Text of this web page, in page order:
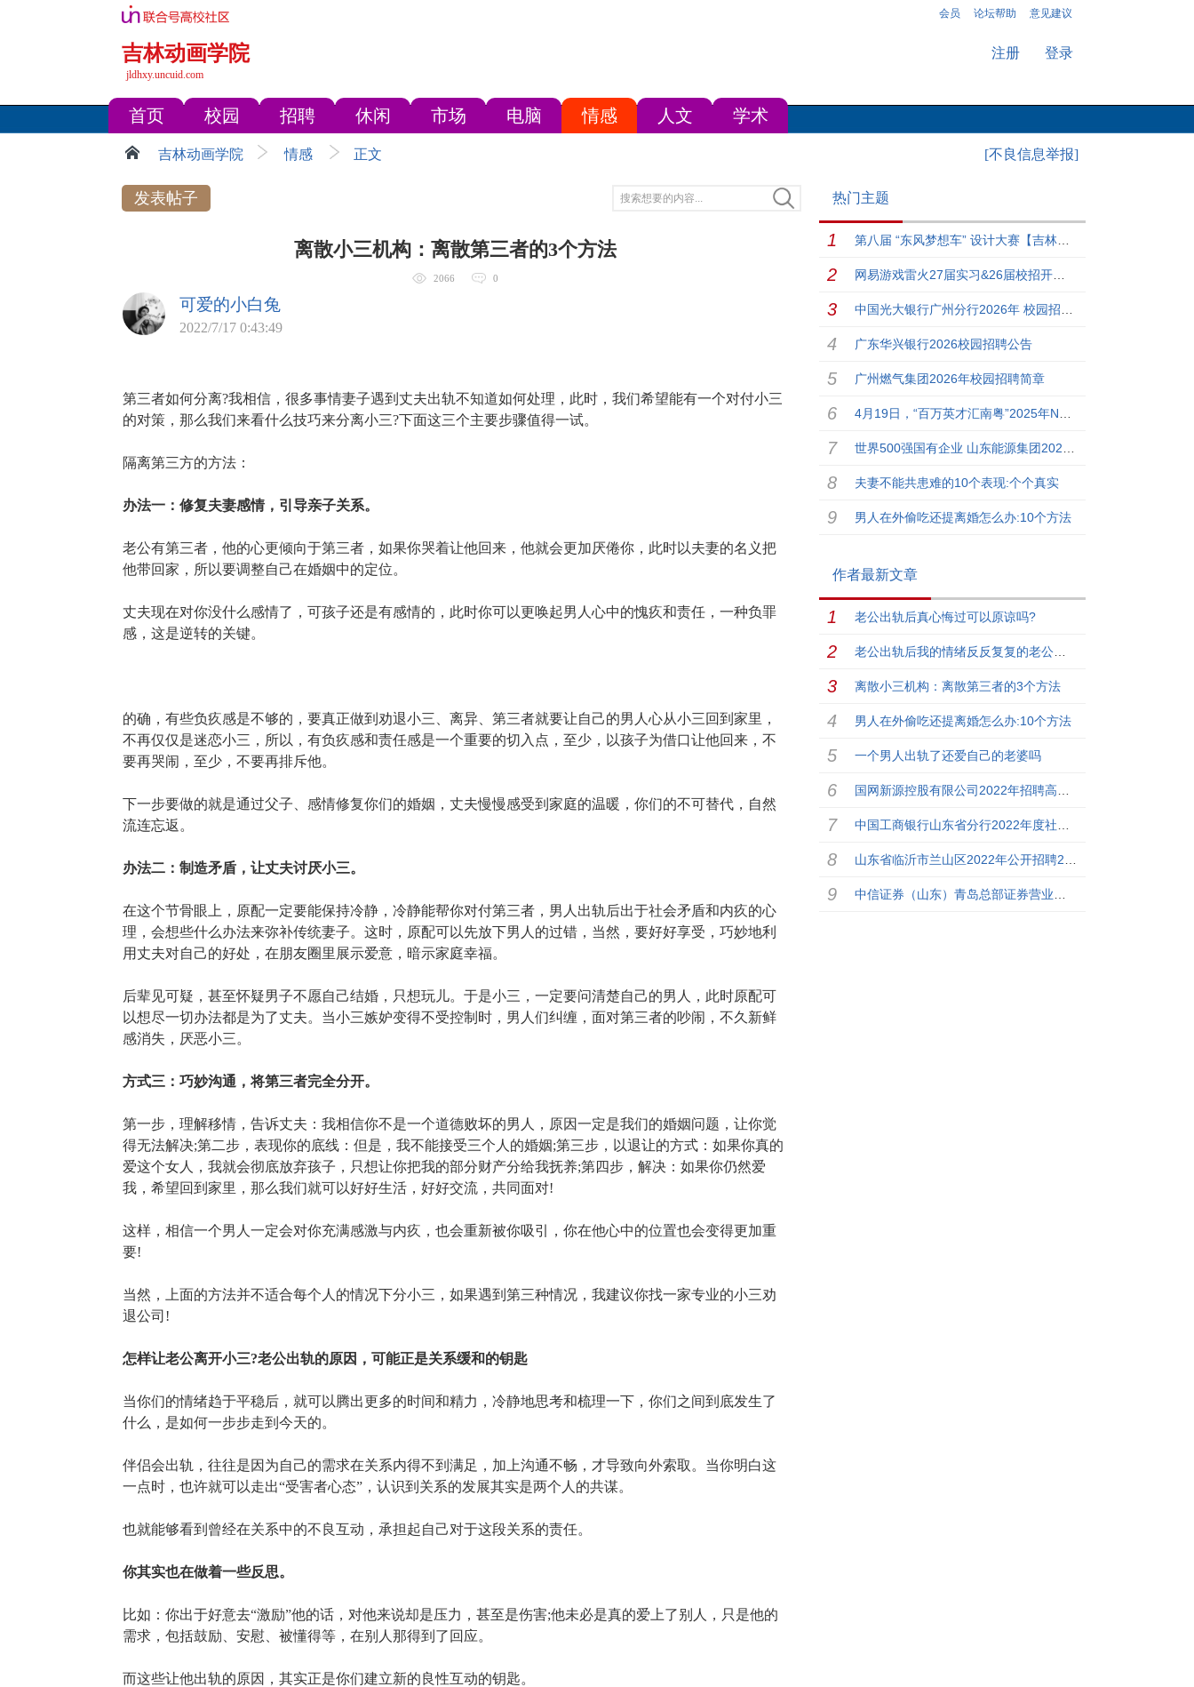
会员 论坛帮助 意见建议
吉林动画学院
jldhxy.uncuid.com
注册 登录
首页 校园 招聘 休闲 市场 电脑 情感 人文 学术
吉林动画学院 情感 正文 [不良信息举报]
发表帖子
离散小三机构：离散第三者的3个方法
2066 0
可爱的小白兔
2022/7/17 0:43:49
第三者如何分离?我相信，很多事情妻子遇到丈夫出轨不知道如何处理，此时，我们希望能有一个对付小三
的对策，那么我们来看什么技巧来分离小三?下面这三个主要步骤值得一试。
隔离第三方的方法：
办法一：修复夫妻感情，引导亲子关系。
老公有第三者，他的心更倾向于第三者，如果你哭着让他回来，他就会更加厌倦你，此时以夫妻的名义把
他带回家，所以要调整自己在婚姻中的定位。
丈夫现在对你没什么感情了，可孩子还是有感情的，此时你可以更唤起男人心中的愧疚和责任，一种负罪
感，这是逆转的关键。
的确，有些负疚感是不够的，要真正做到劝退小三、离异、第三者就要让自己的男人心从小三回到家里，
不再仅仅是迷恋小三，所以，有负疚感和责任感是一个重要的切入点，至少，以孩子为借口让他回来，不
要再哭闹，至少，不要再排斥他。
下一步要做的就是通过父子、感情修复你们的婚姻，丈夫慢慢感受到家庭的温暖，你们的不可替代，自然
流连忘返。
办法二：制造矛盾，让丈夫讨厌小三。
在这个节骨眼上，原配一定要能保持冷静，冷静能帮你对付第三者，男人出轨后出于社会矛盾和内疚的心
理，会想些什么办法来弥补传统妻子。这时，原配可以先放下男人的过错，当然，要好好享受，巧妙地利
用丈夫对自己的好处，在朋友圈里展示爱意，暗示家庭幸福。
后辈见可疑，甚至怀疑男子不愿自己结婚，只想玩儿。于是小三，一定要问清楚自己的男人，此时原配可
以想尽一切办法都是为了丈夫。当小三嫉妒变得不受控制时，男人们纠缠，面对第三者的吵闹，不久新鲜
感消失，厌恶小三。
方式三：巧妙沟通，将第三者完全分开。
第一步，理解移情，告诉丈夫：我相信你不是一个道德败坏的男人，原因一定是我们的婚姻问题，让你觉
得无法解决;第二步，表现你的底线：但是，我不能接受三个人的婚姻;第三步，以退让的方式：如果你真的
爱这个女人，我就会彻底放弃孩子，只想让你把我的部分财产分给我抚养;第四步，解决：如果你仍然爱
我，希望回到家里，那么我们就可以好好生活，好好交流，共同面对!
这样，相信一个男人一定会对你充满感激与内疚，也会重新被你吸引，你在他心中的位置也会变得更加重
要!
当然，上面的方法并不适合每个人的情况下分小三，如果遇到第三种情况，我建议你找一家专业的小三劝
退公司!
怎样让老公离开小三?老公出轨的原因，可能正是关系缓和的钥匙
当你们的情绪趋于平稳后，就可以腾出更多的时间和精力，冷静地思考和梳理一下，你们之间到底发生了
什么，是如何一步步走到今天的。
伴侣会出轨，往往是因为自己的需求在关系内得不到满足，加上沟通不畅，才导致向外索取。当你明白这
一点时，也许就可以走出“受害者心态”，认识到关系的发展其实是两个人的共谋。
也就能够看到曾经在关系中的不良互动，承担起自己对于这段关系的责任。
你其实也在做着一些反思。
比如：你出于好意去“激励”他的话，对他来说却是压力，甚至是伤害;他未必是真的爱上了别人，只是他的
需求，包括鼓励、安慰、被懂得等，在别人那得到了回应。
而这些让他出轨的原因，其实正是你们建立新的良性互动的钥匙。
热门主题
广东华兴银行2026校园招聘公告
广州燃气集团2026年校园招聘简章
夫妻不能共患难的10个表现:个个真实
男人在外偷吃还提离婚怎么办:10个方法
作者最新文章
老公出轨后真心悔过可以原谅吗?
离散小三机构：离散第三者的3个方法
男人在外偷吃还提离婚怎么办:10个方法
一个男人出轨了还爱自己的老婆吗